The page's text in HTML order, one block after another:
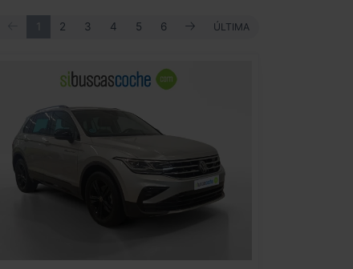
ANTERIOR
2 3 4 5 6 SIGUIENTE
ÚLTIMA